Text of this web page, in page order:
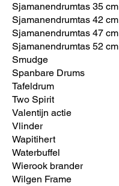
Sjamanendrumtas 35 cm
Sjamanendrumtas 42 cm
Sjamanendrumtas 47 cm
Sjamanendrumtas 52 cm
Smudge
Spanbare Drums
Tafeldrum
Two Spirit
Valentijn actie
Vlinder
Wapitihert
Waterbuffel
Wierook brander
Wilgen Frame